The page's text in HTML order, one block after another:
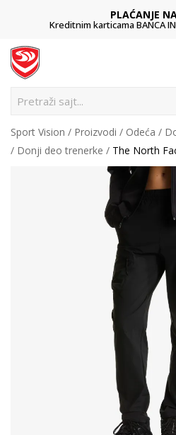
PLAĆANJE
Kreditnim karticama BANCA
Pretraži sajt...
Sport Vision Proizvodi Odeća
Donji deo trenerke
The North